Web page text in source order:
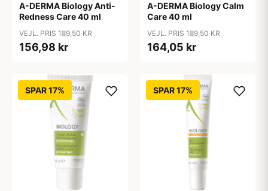
A-DERMA Biology Anti-
Redness Care 40 ml
VEJL. PRIS 189,50 KR
156,98 kr
A-DERMA Biology Calm
Care 40 ml
VEJL. PRIS 189,50 KR
164,05 kr
SPAR 17% SPAR 17%